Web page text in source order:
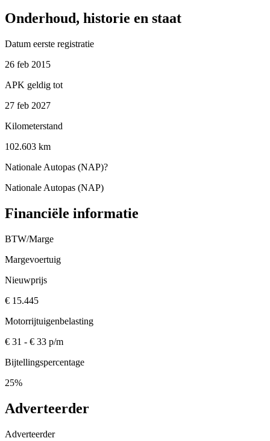
Onderhoud, historie en staat
Datum eerste registratie
26 feb 2015
APK geldig tot
27 feb 2027
Kilometerstand
102.603 km
Nationale Autopas (NAP)?
Nationale Autopas (NAP)
Financiële informatie
BTW/Marge
Margevoertuig
Nieuwprijs
€ 15.445
Motorrijtuigenbelasting
€ 31 - € 33 p/m
Bijtellingspercentage
25%
Adverteerder
Adverteerder